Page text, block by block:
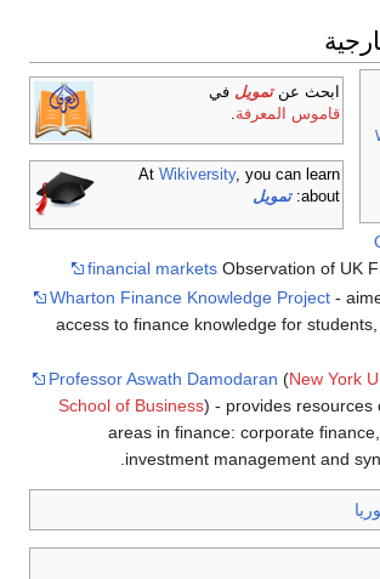
ابحث عنتمويلفي
قاموس المعرفة .
At Wikiversity, you can learn
about:
تمويل
financial marketsObservation of
Wharton Finance Knowledge Project-
access to finance knowledge for
Professor Aswath Damodaran(New
School of Business ) - provides
areas in finance: corporate
investment management and